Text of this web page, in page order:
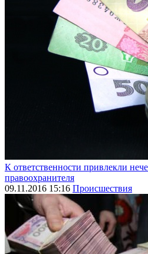
К ответственности привлекли
правоохранителя
09.11.2016 15:16 Происшествия